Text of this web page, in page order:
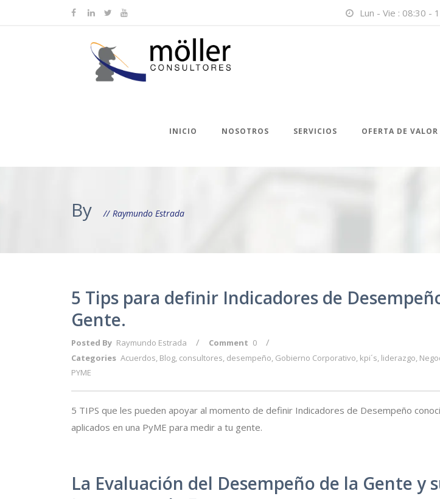
Lun - Vie : 08:30 -
INICIO NOSOTROS SERVICIOS OFERTA DE VALOR
By Raymundo Estrada
5 Tips para definir Indicadores de
Gente.
Posted By Raymundo Estrada / Comment 0 /
Categories Acuerdos, Blog, consultores, desempeño, Gobierno Corporativo, kpi´s, liderazgo,
PYME
5 TIPS que les pueden apoyar al momento de definir Indicadores de Desempeño
aplicados en una PyME para medir a tu gente.
La Evaluación del Desempeño de la Gente y